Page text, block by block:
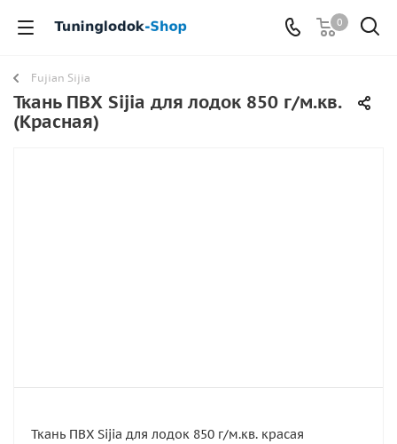
0
Fujian Sijia
Ткань ПВХ Sijia для лодок 850 г/м.кв.
(Красная)
Ткань ПВХ Sijia для лодок 850 г/м.кв. красая